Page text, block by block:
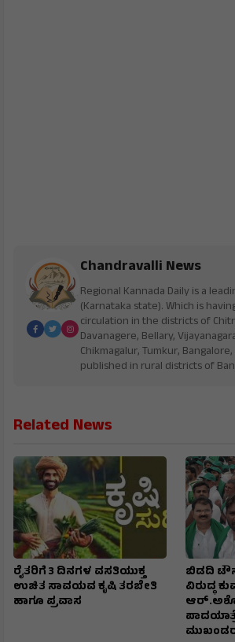
Chandravalli News
Regional Kannada Daily is a
(Karnataka state). Which is
circulation in the districts of
Davanagere, Bellary,
Chikmagalur, Tumkur,
published in rural districts of
Related News
ರೈತರಿಗೆ 3 ದಿನಗಳ ವಸತಿಯುಕ್ತ
ಉಚಿತ ಸಾವಯವ ಕೃಷಿ ತರಬೇತಿ
ಹಾಗೂ ಪ್ರವಾಸ
ಬಿಡದಿ
ವಿರುದ್ಧ